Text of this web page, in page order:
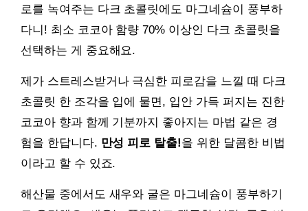
로를 녹여주는 다크 초콜릿에도 마그네슘이 풍부하
다니! 최소 코코아 함량 70% 이상인 다크 초콜릿을
선택하는 게 중요해요.
제가 스트레스받거나 극심한 피로감을 느낄 때 다크
초콜릿 한 조각을 입에 물면, 입안 가득 퍼지는 진한
코코아 향과 함께 기분까지 좋아지는 마법 같은 경
험을 한답니다. 만성 피로 탈출!을 위한 달콤한 비법
이라고 할 수 있죠.
해산물 중에서도 새우와 굴은 마그네슘이 풍부하기